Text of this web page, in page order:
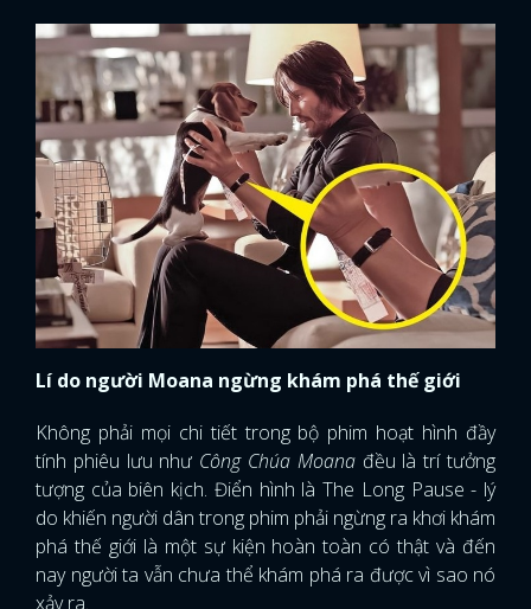
Lí do người Moana ngừng khám phá thế giới
Không phải mọi chi tiết trong bộ phim hoạt hình đầy
tính phiêu lưu như Công Chúa Moana đều là trí tưởng
tượng của biên kịch. Điển hình là The Long Pause - lý
do khiến người dân trong phim phải ngừng ra khơi khám
phá thế giới là một sự kiện hoàn toàn có thật và đến
nay người ta vẫn chưa thể khám phá ra được vì sao nó
xảy ra.